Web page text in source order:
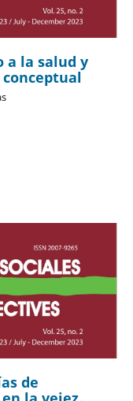
a la salud y
de